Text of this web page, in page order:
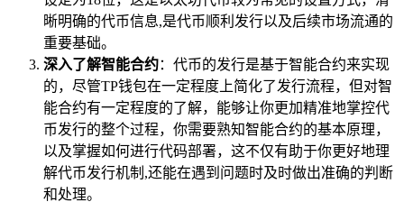
晰明确的代币信息,是代币顺利发行以及后续市场流通的
重要基础。
深入了解智能合约：代币的发行是基于智能合约来实现
的，尽管TP钱包在一定程度上简化了发行流程，但对智
能合约有一定程度的了解，能够让你更加精准地掌控代
币发行的整个过程，你需要熟知智能合约的基本原理，
以及掌握如何进行代码部署，这不仅有助于你更好地理
解代币发行机制,还能在遇到问题时及时做出准确的判断
和处理。